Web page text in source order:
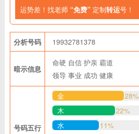
运势差！找老师 “免费” 定制转运号！
分析号码 19932781378
暗示信息
命硬 自信 护亲 霸道
领导 事业 成功 健康
号码五行
金
28%
木
22%
水
11%